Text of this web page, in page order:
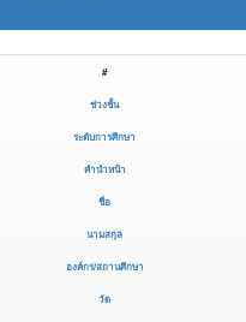
#
ช่วงชั้น
ระดับการศึกษา
คำนำหน้า
ชื่อ
นามสกุล
องค์กร/สถานศึกษา
วัด